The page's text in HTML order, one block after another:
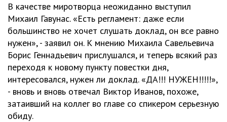
В качестве миротворца неожиданно выступил
Михаил Гавунас. «Есть регламент: даже если
большинство не хочет слушать доклад, он все равно
нужен», - заявил он. К мнению Михаила Савельевича
Борис Геннадьевич прислушался, и теперь всякий раз
переходя к новому пункту повестки дня,
интересовался, нужен ли доклад. «ДА!!! НУЖЕН!!!!!»,
- вновь и вновь отвечал Виктор Иванов, похоже,
затаивший на коллег во главе со спикером серьезную
обиду.